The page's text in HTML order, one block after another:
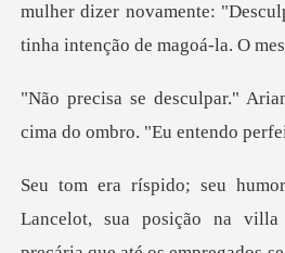
mulher dizer novamente:
cima do o